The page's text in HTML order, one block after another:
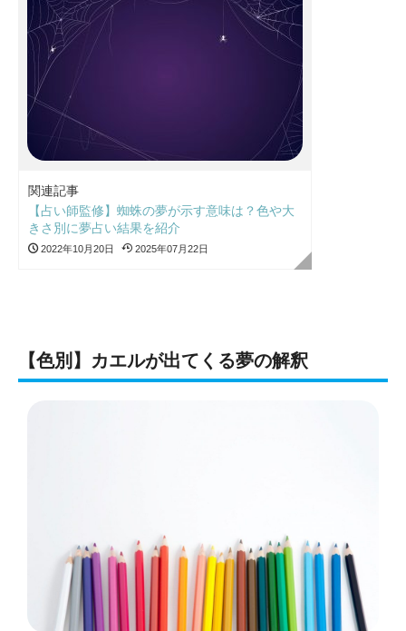
関連記事
【占い師監修】蜘蛛の夢が示す意味は？色や大
きさ別に夢占い結果を紹介
2022年10月20日 2025年07月22日
【色別】カエルが出てくる夢の解釈